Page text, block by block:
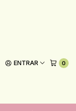
ENTRAR 0